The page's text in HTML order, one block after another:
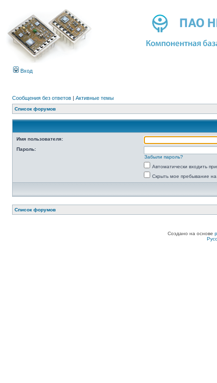
Вход
Сообщения без ответов | Активные темы
Список форумов
Имя пользователя:
Пароль:
Забыли пароль?
Автоматически входить
Скрыть мое пребывание
Список форумов
Создано на основе